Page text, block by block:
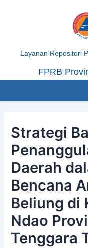
Layanan Repositori
FPRB
Strategi
Daerah
Bencana
Beliung di
Ndao
Tenggara